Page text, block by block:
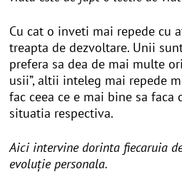
Cu cat o inveti mai repede cu
treapta de dezvoltare. Unii
prefera sa dea de mai multe
usii”, altii inteleg mai repede
fac ceea ce e mai bine sa faca
situatia respectiva.
Aici intervine dorinta fiecaruia
evoluție personala.